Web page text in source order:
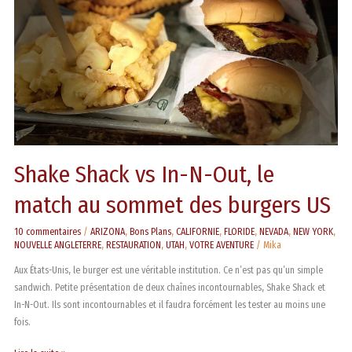
Shake Shack vs In-N-Out, le
match au sommet des burgers US
10 commentaires /ARIZONA, Bons Plans,CALIFORNIE, FLORIDE, NEVADA, NEW YORK,
NOUVELLE ANGLETERRE, RESTAURATION ,UTAH ,VOTRE AVENTURE /Mika
Aux États-Unis, le burger est une véritable institution. Ce n’est pas qu’un simple
sandwich. Petite présentation de deux chaînes incontournables, Shake Shack et
In-N-Out. Ils sont incontournables et il faudra forcément les tester au moins une
fois.
match
au
des
burgers
US